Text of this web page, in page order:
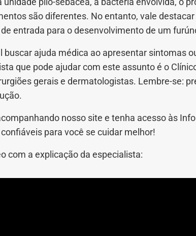
unidade pilo-sebácea, a bactéria envolvida, o
são diferentes. No entanto, vale
entrada para o desenvolvimento de um
buscar ajuda médica ao apresentar sintomas
que pode ajudar com este assunto é o
gerais e dermatologistas. Lembre-se:
nosso site e tenha acesso às
para você se cuidar melhor!
com a explicação da especialista: